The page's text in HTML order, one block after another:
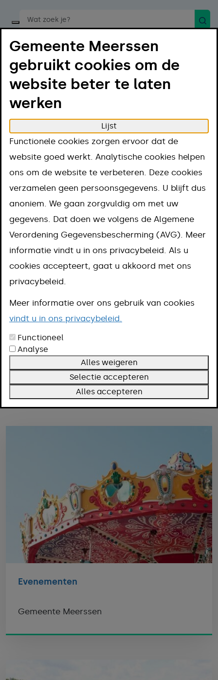
Start een spraakopdracht
Menu
Home Projecten en thema's
Projecten en
thema's
Je vindt hier informatie over
gemeentelijke projecten en
themapagina's. Je kunt filteren op
woonkern en op onderwerp. Heb je
Kern
Filters wissen
Evenementen
Gemeente Meerssen
Gemeente Meerssen
gebruikt cookies om de
website beter te laten
werken
Lijst
Functionele cookies zorgen ervoor dat de
website goed werkt. Analytische cookies helpen
ons om de website te verbeteren. Deze cookies
verzamelen geen persoonsgegevens. U blijft dus
anoniem. We gaan zorgvuldig om met uw
gegevens. Dat doen we volgens de Algemene
Verordening Gegevensbescherming (AVG). Meer
informatie vindt u in ons privacybeleid. Als u
cookies accepteert, gaat u akkoord met ons
privacybeleid.
Meer informatie over ons gebruik van cookies
vindt u in ons privacybeleid.
Functioneel
Analyse
Alles weigeren
Selectie accepteren
Alles accepteren